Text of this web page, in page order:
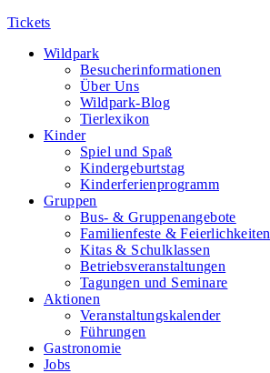
Tickets
Wildpark
Besucherinformationen
Über Uns
Wildpark-Blog
Tierlexikon
Kinder
Spiel und Spaß
Kindergeburtstag
Kinderferienprogramm
Gruppen
Bus- & Gruppenangebote
Familienfeste & Feierlichkeiten
Kitas & Schulklassen
Betriebsveranstaltungen
Tagungen und Seminare
Aktionen
Veranstaltungskalender
Führungen
Gastronomie
Jobs